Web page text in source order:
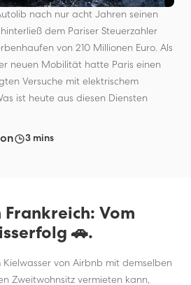
nach nur acht Jahren seinen
dem Pariser Steuerzahler
von 210 Millionen Euro. Als
neuen Mobilität hatte Paris einen
Versuche mit elektrischem
ist heute aus diesen Diensten
3 mins
Vom
🚗.
von Airbnb mit demselben
Zweitwohnsitz vermieten kann,